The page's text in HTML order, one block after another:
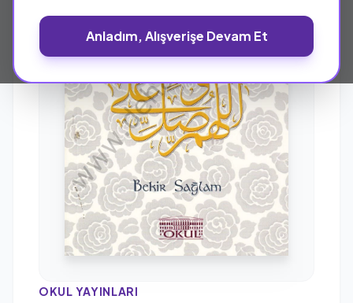
Anladım, Alışverişe Devam Et
OKUL YAYINLARI